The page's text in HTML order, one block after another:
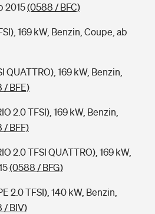
2015(0588 / BFC)
169 kW, Benzin, Coupe, ab
QUATTRO), 169 kW, Benzin,
/ BFE)
2.0 TFSI), 169 kW, Benzin,
/ BFF)
2.0 TFSI QUATTRO), 169 kW,
(0588 / BFG)
2.0 TFSI), 140 kW, Benzin,
/ BIV)